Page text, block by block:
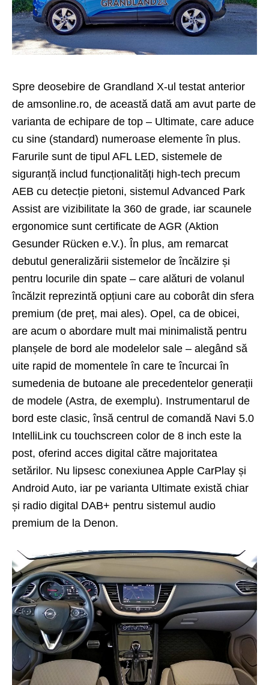
Spre deosebire de Grandland X-ul testat anterior
de amsonline.ro, de această dată am avut parte de
varianta de echipare de top – Ultimate, care aduce
cu sine (standard) numeroase elemente în plus.
Farurile sunt de tipul AFL LED, sistemele de
siguranță includ funcționalități high-tech precum
AEB cu detecție pietoni, sistemul Advanced Park
Assist are vizibilitate la 360 de grade, iar scaunele
ergonomice sunt certificate de AGR (Aktion
Gesunder Rücken e.V.). În plus, am remarcat
debutul generalizării sistemelor de încălzire și
pentru locurile din spate – care alături de volanul
încălzit reprezintă opțiuni care au coborât din sfera
premium (de preț, mai ales). Opel, ca de obicei,
are acum o abordare mult mai minimalistă pentru
planșele de bord ale modelelor sale – alegând să
uite rapid de momentele în care te încurcai în
sumedenia de butoane ale precedentelor generații
de modele (Astra, de exemplu). Instrumentarul de
bord este clasic, însă centrul de comandă Navi 5.0
IntelliLink cu touchscreen color de 8 inch este la
post, oferind acces digital către majoritatea
setărilor. Nu lipsesc conexiunea Apple CarPlay și
Android Auto, iar pe varianta Ultimate există chiar
și radio digital DAB+ pentru sistemul audio
premium de la Denon.